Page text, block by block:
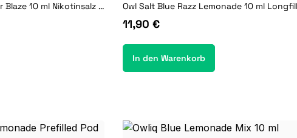
IVG Intense Summer Blaze 10 ml Nikotinsalz Liquid
11,90 €
In den Warenkorb